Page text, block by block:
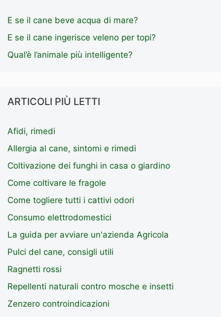
E se il cane beve acqua di mare?
E se il cane ingerisce veleno per topi?
Qual’è l’animale più intelligente?
ARTICOLI PIÙ LETTI
Afidi, rimedi
Allergia al cane, sintomi e rimedi
Coltivazione dei funghi in casa o giardino
Come coltivare le fragole
Come togliere tutti i cattivi odori
Consumo elettrodomestici
La guida per avviare un'azienda Agricola
Pulci del cane, consigli utili
Ragnetti rossi
Repellenti naturali contro mosche e insetti
Zenzero controindicazioni